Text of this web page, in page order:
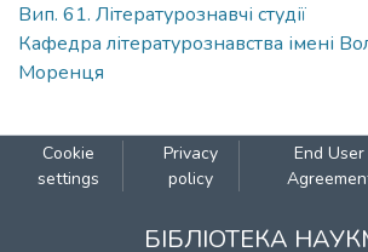
Вип. 61. Літературознавчі студії
Кафедра літературознавства імені
Моренця
Cookie
settings
Privacy
policy
End User
БІБЛІОТЕКА